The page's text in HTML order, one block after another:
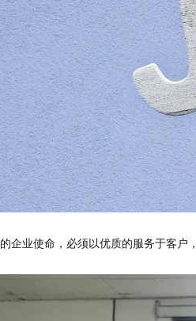
的企业使命，必须以优质的服务于客户